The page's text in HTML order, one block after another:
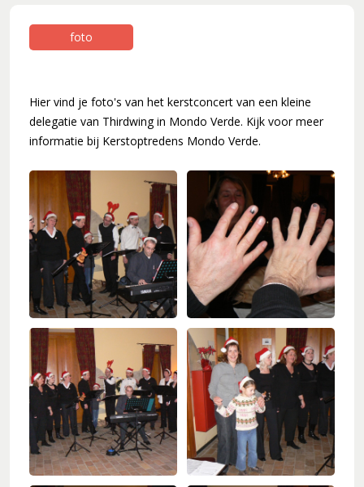
Begeleidingsband
Boekingen
Geschiedenis
Hoe het begon (1981)
Een 'echt' koor (1983)
Werken aan kwaliteit (1994)
Wereldlijke optredens (2003)
Thirdwing 25 jaar jong (2006)
Verhuizing (2007)
Dirigentenwisseling en druk jaar (2009-2010)
30 jaar en springlevend (2011-2012)
'Popkoor' Thirdwing (2013)
Dubbele dirigentenwissel (2015-2016)
De concertcommissie (2017-2018)
Musical Sing-Along en Corona (2019-2021)
foto
Hier vind je foto's van het kerstconcert van een kleine
delegatie van Thirdwing in Mondo Verde. Kijk voor meer
informatie bij Kerstoptredens Mondo Verde.